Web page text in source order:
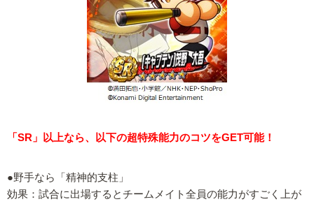
「SR」以上なら、以下の超特殊能力のコツをGET可能！
●野手なら「精神的支柱」
効果：試合に出場するとチームメイト全員の能力がすごく上が